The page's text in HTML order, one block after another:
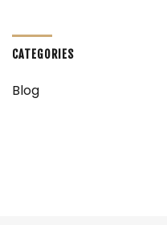
CATEGORIES
Blog